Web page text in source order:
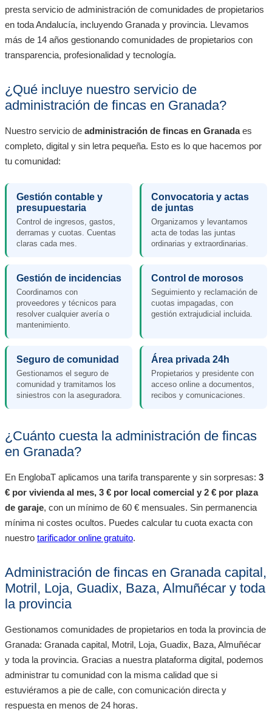
presta servicio de administración de comunidades de propietarios
en toda Andalucía, incluyendo Granada y provincia. Llevamos
más de 14 años gestionando comunidades de propietarios con
transparencia, profesionalidad y tecnología.
¿Qué incluye nuestro servicio de
administración de fincas en Granada?
Nuestro servicio de administración de fincas en Granadaes
completo, digital y sin letra pequeña. Esto es lo que hacemos por
tu comunidad:
Gestión contable y
presupuestaria
Control de ingresos, gastos,
derramas y cuotas. Cuentas
claras cada mes.
Convocatoria y actas
de juntas
Organizamos y levantamos
acta de todas las juntas
ordinarias y extraordinarias.
Gestión de incidencias
Coordinamos con
proveedores y técnicos para
resolver cualquier avería o
mantenimiento.
Control de morosos
Seguimiento y reclamación de
cuotas impagadas, con
gestión extrajudicial incluida.
Seguro de comunidad
Gestionamos el seguro de
comunidad y tramitamos los
siniestros con la aseguradora.
Área privada 24h
Propietarios y presidente con
acceso online a documentos,
recibos y comunicaciones.
¿Cuánto cuesta la administración de fincas
en Granada?
En EnglobaT aplicamos una tarifa transparente y sin sorpresas: 3
€ por vivienda al mes, 3 € por local comercial y 2 € por plaza
de garaje, con un mínimo de 60 € mensuales. Sin permanencia
mínima ni costes ocultos. Puedes calcular tu cuota exacta con
nuestro tarificador online gratuito.
Administración de fincas en Granada capital,
Motril, Loja, Guadix, Baza, Almuñécar y toda
la provincia
Gestionamos comunidades de propietarios en toda la provincia de
Granada: Granada capital, Motril, Loja, Guadix, Baza, Almuñécar
y toda la provincia. Gracias a nuestra plataforma digital, podemos
administrar tu comunidad con la misma calidad que si
estuviéramos a pie de calle, con comunicación directa y
respuesta en menos de 24 horas.